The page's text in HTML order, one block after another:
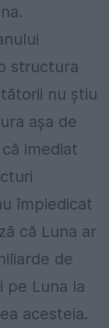
structura
nu ştiu
aşa de
imediat
împiedicat
că Luna ar
de
pe Luna la
acesteia.